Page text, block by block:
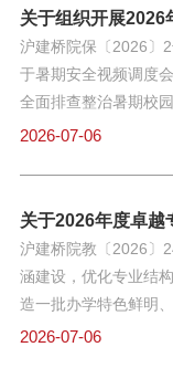
地进行安全检查，现
工作（一）自查要求
职追责”和“管行业必
须管安全”的要求，层
校学校实验室安全检
（1）灭火设备配备是
燃烧和腐蚀风险的实
爆需求的实验室有无
关于组织开展2026
沪建桥院保〔2026〕
于暑期安全视频调度
全面排查整治暑期校
全事故发生，全力维
（7月6日—7月7日）
容，严格落实“谁主管
办公场所、教学实训
位、无死角安全自查
2026-07-06
关于2026年度卓越
沪建桥院教〔2026〕
涵建设，优化专业结
造一批办学特色鲜明
领作用强劲的标杆专
2026-07-06